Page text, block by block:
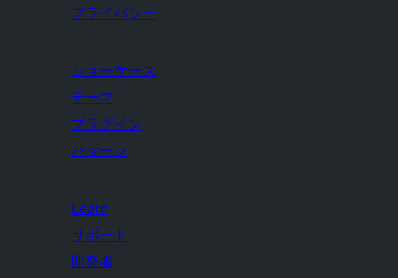
プライバシー
ショーケース
テーマ
プラグイン
パターン
Learn
サポート
開発者